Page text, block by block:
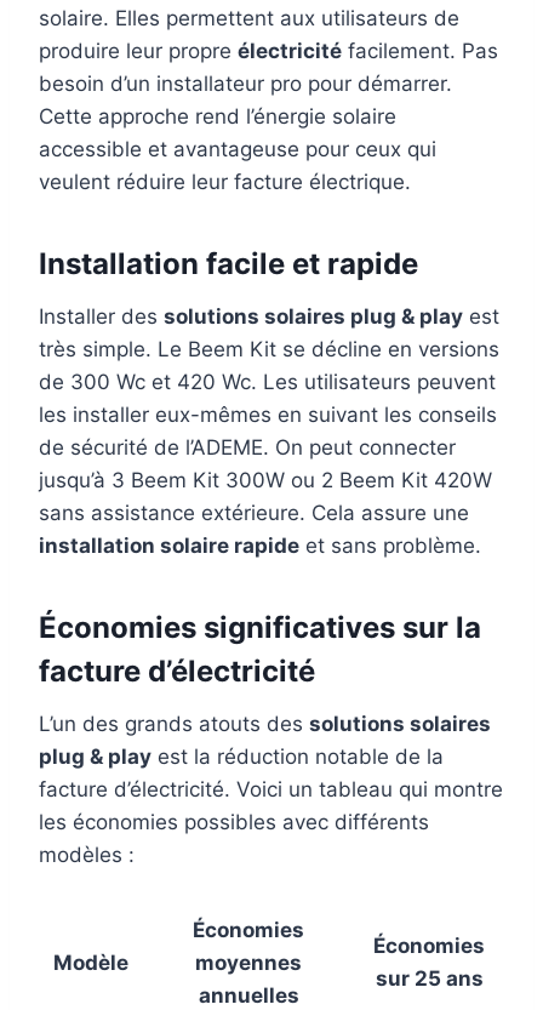
solaire. Elles permettent aux utilisateurs de
produire leur propre électricité facilement. Pas
besoin d’un installateur pro pour démarrer.
Cette approche rend l’énergie solaire
accessible et avantageuse pour ceux qui
veulent réduire leur facture électrique.
Installation facile et rapide
Installer des solutions solaires plug & play est
très simple. Le Beem Kit se décline en versions
de 300 Wc et 420 Wc. Les utilisateurs peuvent
les installer eux-mêmes en suivant les conseils
de sécurité de l’ADEME. On peut connecter
jusqu’à 3 Beem Kit 300W ou 2 Beem Kit 420W
sans assistance extérieure. Cela assure une
installation solaire rapide et sans problème.
Économies significatives sur la
facture d’électricité
L’un des grands atouts des solutions solaires
plug & play est la réduction notable de la
facture d’électricité. Voici un tableau qui montre
les économies possibles avec différents
modèles :
Modèle
Économies
moyennes
annuelles
Économies
sur 25 ans